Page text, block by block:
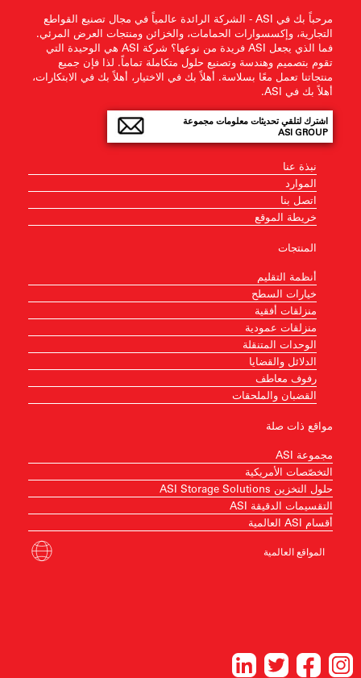
مرحباً بك في ASI - الشركة الرائدة عالمياً في مجال تصنيع القواطع
التجارية، وإكسسوارات الحمامات، والخزائن ومنتجات العرض المرئي.
فما الذي يجعل ASI فريدة من نوعها؟ شركة ASI هي الوحيدة التي
تقوم بتصميم وهندسة وتصنيع حلول متكاملة تماماً. لذا فإن جميع
منتجاتنا تعمل معًا بسلاسة. أهلاً بك في الاختيار، أهلاً بك في الابتكارات،
أهلاً بك في ASI.
اشترك لتلقي تحديثات معلومات مجموعة
ASI GROUP
نبذة عنا
الموارد
اتصل بنا
خريطة الموقع
المنتجات
أنظمة التقليم
خيارات السطح
منزلقات أفقية
منزلقات عمودية
الوحدات المتنقلة
الدلائل والقضايا
رفوف معاطف
القضبان والملحقات
مواقع ذات صلة
مجموعة ASI
التخصّصات الأمريكية
حلول التخزين ASI Storage Solutions
التقسيمات الدقيقة ASI
أقسام ASI العالمية
المواقع العالمية